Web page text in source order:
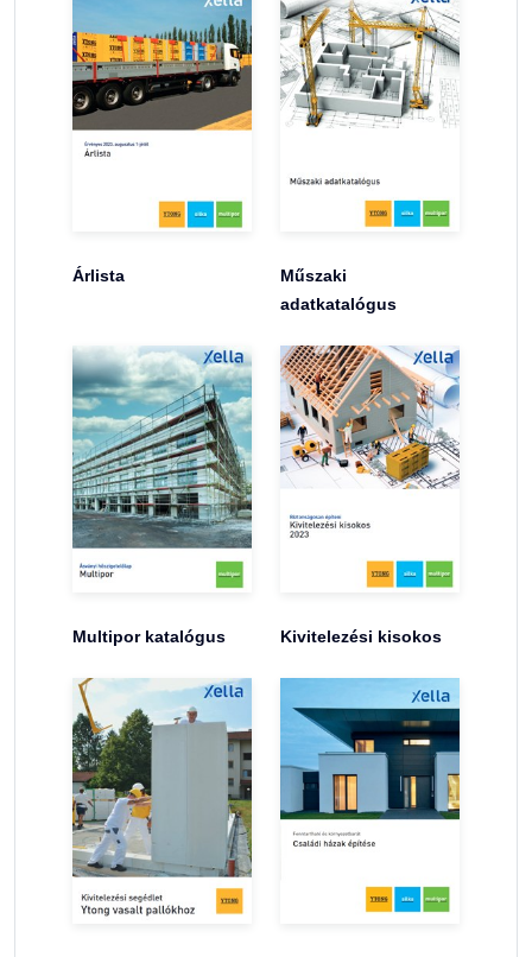
Árlista
Műszaki
adatkatalógus
Multipor katalógus Kivitelezési kisokos